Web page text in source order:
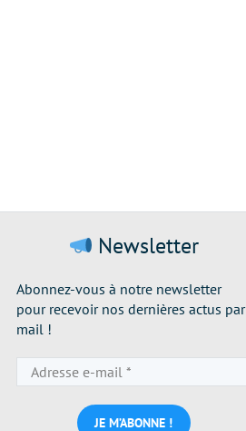
Newsletter
Abonnez-vous à notre newsletter
pour recevoir nos dernières actus par
mail !
e-
mail
*